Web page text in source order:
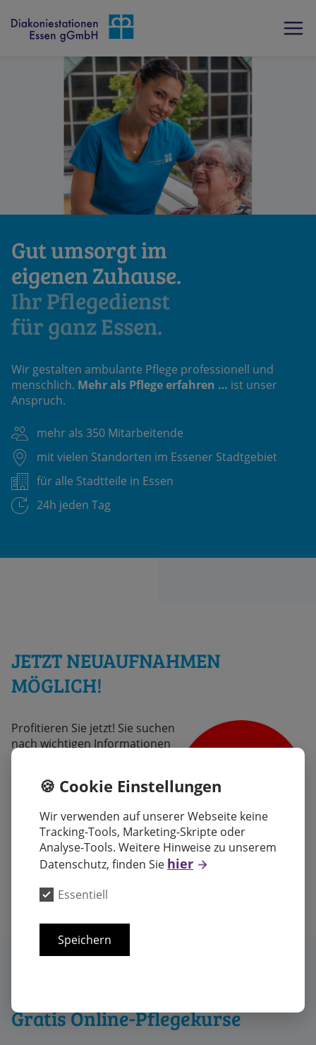
Gut umsorgt im
eigenen Zuhause.
Ihr Pflegedienst
für ganz Essen.
Wir gestalten ambulante Pflege professionell und
menschlich. Mehr als Pflege erfahren … ist unser
Anspruch.
mehr als 350 Mitarbeitende
mit vielen Standorten im Essener Stadtgebiet
für alle Stadtteile in Essen
24h jeden Tag
JETZT NEUAUFNAHMEN
MÖGLICH!
Profitieren Sie jetzt! Sie suchen
nach wichtigen Informationen
zur Pflegereform 2025 und
sprechen Sie uns gern an! Die
Essen gGmbH beantworten
Ihre Fragen und erstellen Ihr
individuelles Betreuungs- oder
Pflegeangebot. Rufen Sie uns einfach an unter:
Gratis Online-Pflegekurse
🍪 Cookie Einstellungen
Wir verwenden auf unserer Webseite keine
Tracking-Tools, Marketing-Skripte oder
Analyse-Tools. Weitere Hinweise zu unserem
Datenschutz, finden Sie hier
Essentiell
Speichern